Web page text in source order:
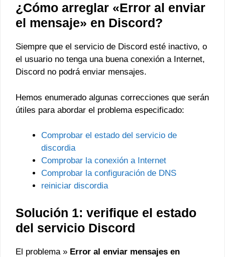
¿Cómo arreglar «Error al enviar
el mensaje» en Discord?
Siempre que el servicio de Discord esté inactivo, o
el usuario no tenga una buena conexión a Internet,
Discord no podrá enviar mensajes.
Hemos enumerado algunas correcciones que serán
útiles para abordar el problema especificado:
Comprobar el estado del servicio de
discordia
Comprobar la conexión a Internet
Comprobar la configuración de DNS
reiniciar discordia
Solución 1: verifique el estado
del servicio Discord
El problema » Error al enviar mensajes en